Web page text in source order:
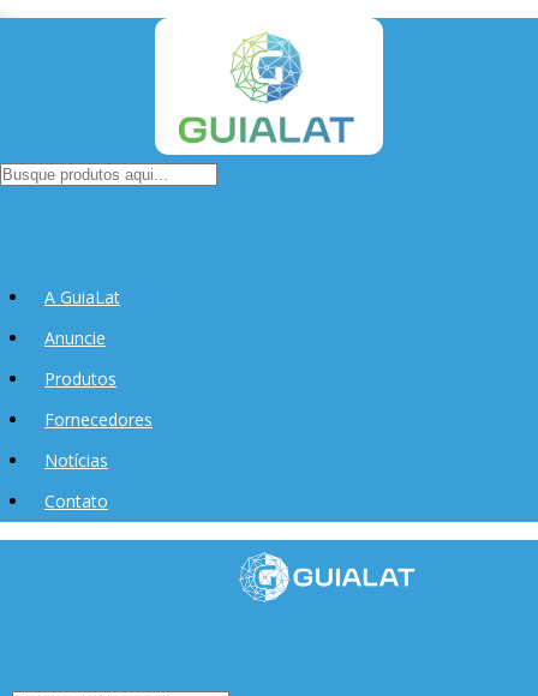
A GuiaLat
Anuncie
Produtos
Fornecedores
Notícias
Contato